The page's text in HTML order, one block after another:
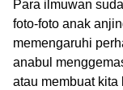
Para ilmuwan
foto-foto anak
memengaruhi
anabul
atau membuat